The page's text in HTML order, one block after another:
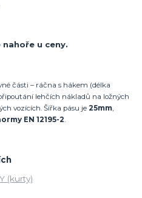
u ceny.
části – ráčna s hákem (délka
lehčích nákladů na ložných
vozících. Šířka pásu je 25mm,
EN 12195-2.
(kurty)